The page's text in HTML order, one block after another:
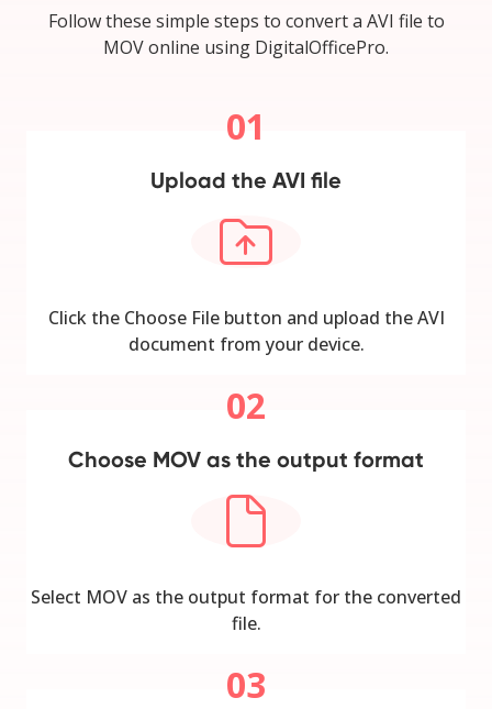
Follow these simple steps to convert a AVI file to
MOV online using DigitalOfficePro.
01
Upload the AVI file
Click the Choose File button and upload the AVI
document from your device.
02
Choose MOV as the output format
Select MOV as the output format for the converted
file.
03